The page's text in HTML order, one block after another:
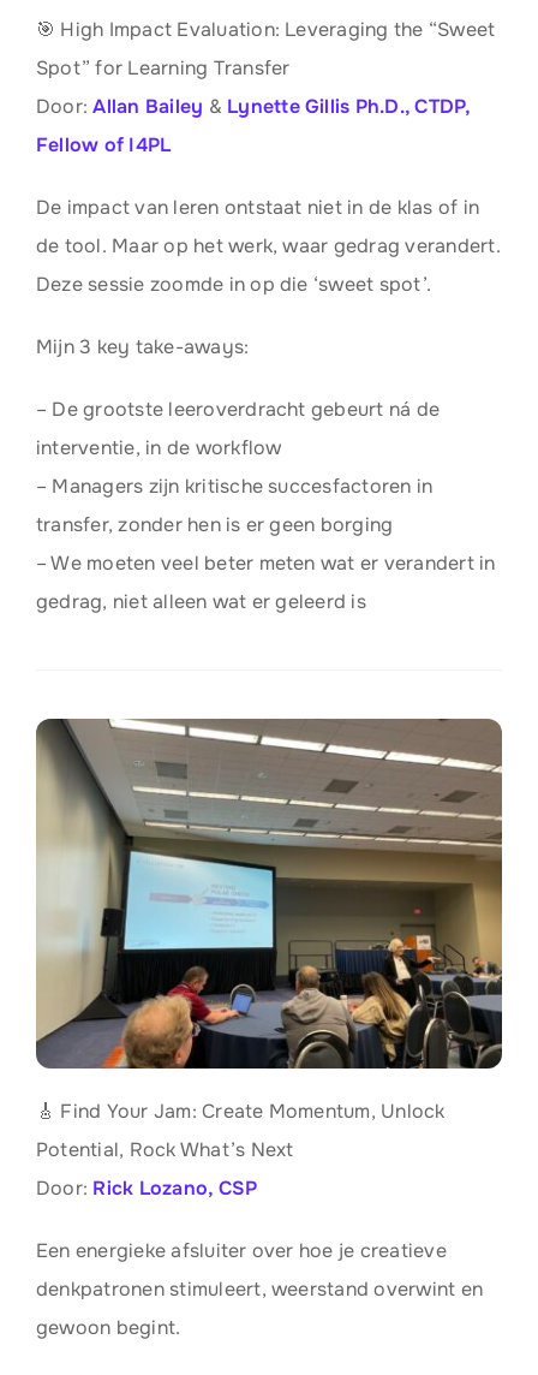
🎯 High Impact Evaluation: Leveraging the “Sweet
Spot” for Learning Transfer
Door:Allan Bailey & Lynette Gillis Ph.D., CTDP,
Fellow of I4PL
De impact van leren ontstaat niet in de klas of in
de tool. Maar op het werk, waar gedrag verandert.
Deze sessie zoomde in op die ‘sweet spot’.
Mijn 3 key take-aways:
– De grootste leeroverdracht gebeurt ná de
interventie, in de workflow
– Managers zijn kritische succesfactoren in
transfer, zonder hen is er geen borging
– We moeten veel beter meten wat er verandert in
gedrag, niet alleen wat er geleerd is
🎸 Find Your Jam: Create Momentum, Unlock
Potential, Rock What’s Next
Door: Rick Lozano, CSP
Een energieke afsluiter over hoe je creatieve
denkpatronen stimuleert, weerstand overwint en
gewoon begint.